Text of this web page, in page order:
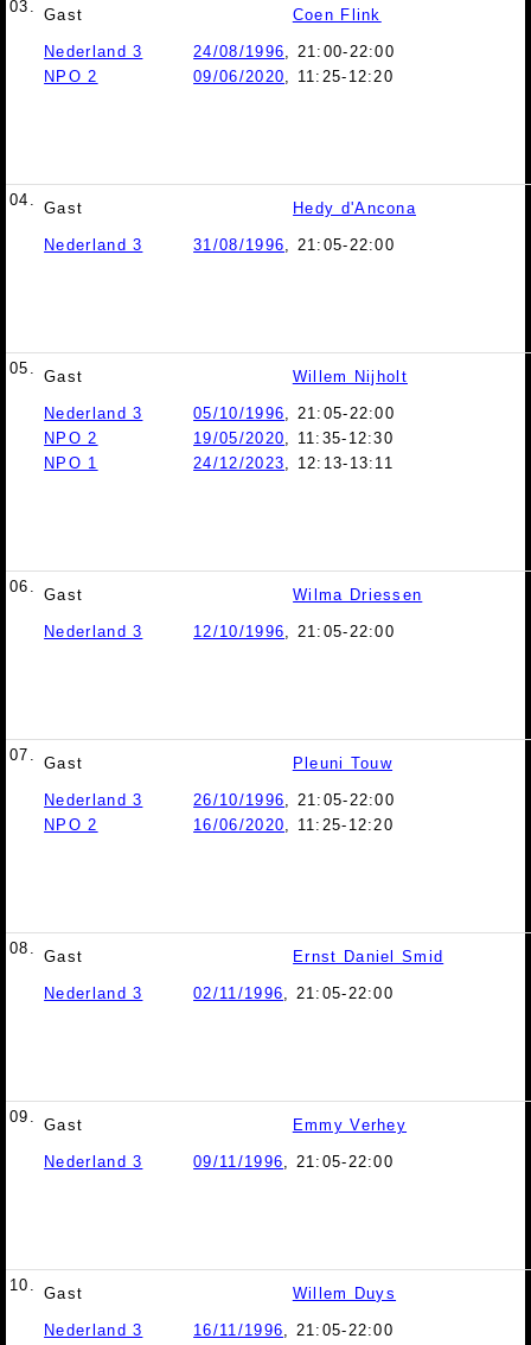
03. Gast Coen Flink
Nederland 3 24/08/1996, 21:00-22:00
NPO 2
09/06/2020, 11:25-12:20
04. Gast Hedy d'Ancona
Nederland 3 31/08/1996, 21:05-22:00
05. Gast Willem Nijholt
Nederland 3 05/10/1996, 21:05-22:00
NPO 2
19/05/2020, 11:35-12:30
NPO 1
24/12/2023, 12:13-13:11
06. Gast Wilma Driessen
Nederland 3 12/10/1996, 21:05-22:00
07. Gast Pleuni Touw
Nederland 3 26/10/1996, 21:05-22:00
NPO 2
16/06/2020, 11:25-12:20
08. Gast Ernst Daniel Smid
Nederland 3 02/11/1996, 21:05-22:00
09. Gast Emmy Verhey
Nederland 3 09/11/1996, 21:05-22:00
10. Gast Willem Duys
Nederland 3 16/11/1996, 21:05-22:00